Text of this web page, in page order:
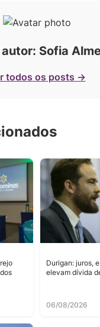
autor: Sofia
todos os posts →
Durigan: juros,
elevam dívida
06/08/2026